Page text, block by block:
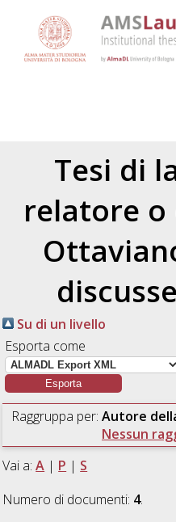
Tesi di
relatore
Su di un livello
Esporta come
Raggruppa per: Autore
Nessun
Vai a:A | P | S
Numero di documenti: 4.